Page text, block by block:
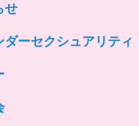
No.82
性の家HELP ネットワークニュー
No.81
性の家HELP ネットワークニュー
性の家HELP ネットワークニュー
せ
ダーセクシュアリティ